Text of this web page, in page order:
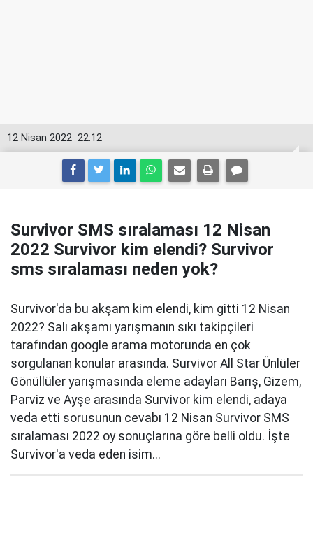
22:12
12 Nisan 2022
Survivor SMS sıralaması 12 Nisan
2022 Survivor kim elendi? Survivor
sms sıralaması neden yok?
Survivor'da bu akşam kim elendi, kim gitti 12 Nisan
2022? Salı akşamı yarışmanın sıkı takipçileri
tarafından google arama motorunda en çok
sorgulanan konular arasında. Survivor All Star Ünlüler
Gönüllüler yarışmasında eleme adayları Barış, Gizem,
Parviz ve Ayşe arasında Survivor kim elendi, adaya
veda etti sorusunun cevabı 12 Nisan Survivor SMS
sıralaması 2022 oy sonuçlarına göre belli oldu. İşte
Survivor'a veda eden isim...